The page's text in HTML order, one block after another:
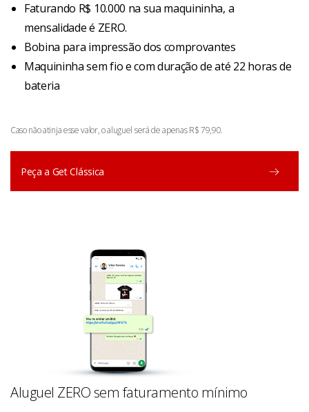
Faturando R$ 10.000 na sua maquininha, a
mensalidade é ZERO.
Bobina para impressão dos comprovantes
Maquininha sem fio e com duração de até 22 horas de
bateria
Caso não atinja esse valor, o aluguel será de apenas R$ 79,90.
Peça a Get Clássica
Aluguel ZERO sem faturamento mínimo